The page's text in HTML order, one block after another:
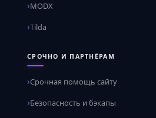
MODX
Tilda
СРОЧНО И ПАРТНЁРАМ
Срочная помощь сайту
Безопасность и бэкапы